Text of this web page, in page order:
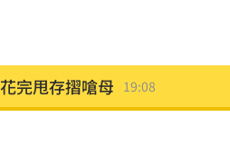
完甩存摺嗆母 19:08